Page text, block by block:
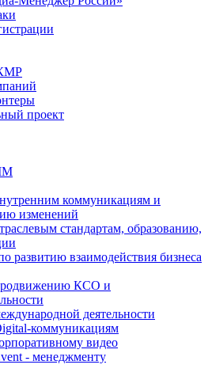
проект
коммуникациям и
изменений
стандартам, образованию,
развитию взаимодействия бизнеса
КСО и
деятельности
коммуникациям
видео
- менеджменту